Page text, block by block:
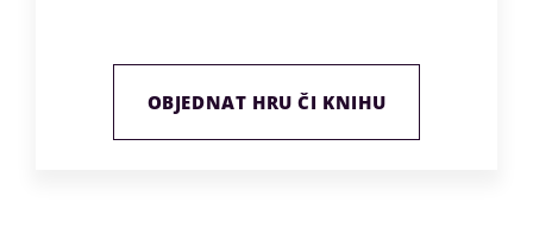
OBJEDNAT HRU ČI KNIHU